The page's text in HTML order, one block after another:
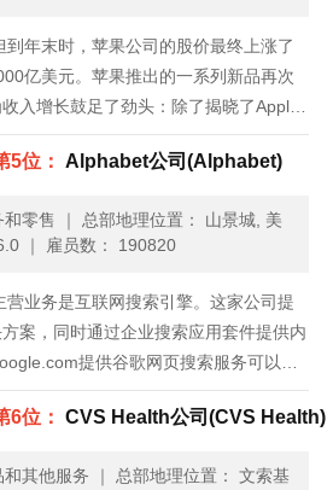
年末时，苹果公司的股价最终上涨了
亿美元。苹果推出的一系列新品再次
入增长鼓足了劲头：除了揭晓了Apple
产品类别，苹果还发布了iPhone 6，上
万部。......
5位： Alphabet公司(Alphabet)
零售 ｜ 总部地理位置： 山景城, 美
｜ 雇员数： 190820
业务是互联网搜索引擎。这家公司提
案，同时通过企业搜索应用套件提供内
提供谷歌网页搜索服务可以访
（Google Image Search），可以在网
索索引；谷歌网......
6位： CVS Health公司(CVS Health)
其他服务 ｜ 总部地理位置： 文索基